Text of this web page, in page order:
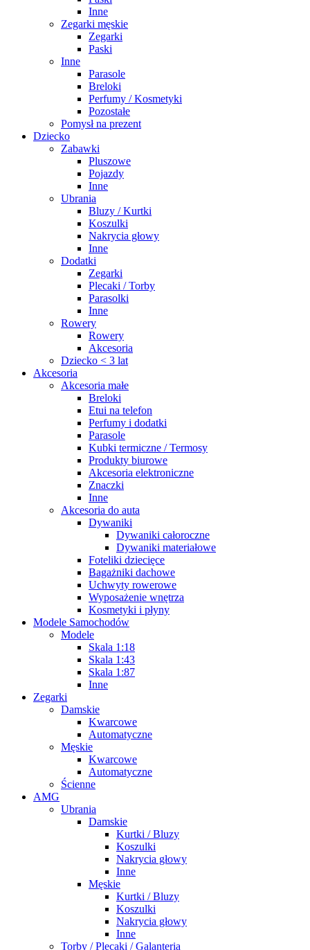
Inne
Zegarki męskie
Zegarki
Paski
Inne
Parasole
Breloki
Perfumy / Kosmetyki
Pozostałe
Pomysł na prezent
Dziecko
Zabawki
Pluszowe
Pojazdy
Inne
Ubrania
Bluzy / Kurtki
Koszulki
Nakrycia głowy
Inne
Dodatki
Zegarki
Plecaki / Torby
Parasolki
Inne
Rowery
Rowery
Akcesoria
Dziecko < 3 lat
Akcesoria
Akcesoria małe
Breloki
Etui na telefon
Perfumy i dodatki
Parasole
Kubki termiczne / Termosy
Produkty biurowe
Akcesoria elektroniczne
Znaczki
Inne
Akcesoria do auta
Dywaniki
Dywaniki całoroczne
Dywaniki materiałowe
Foteliki dziecięce
Bagażniki dachowe
Uchwyty rowerowe
Wyposażenie wnętrza
Kosmetyki i płyny
Modele Samochodów
Modele
Skala 1:18
Skala 1:43
Skala 1:87
Inne
Zegarki
Damskie
Kwarcowe
Automatyczne
Męskie
Kwarcowe
Automatyczne
Ścienne
AMG
Ubrania
Damskie
Kurtki / Bluzy
Koszulki
Nakrycia głowy
Inne
Męskie
Kurtki / Bluzy
Koszulki
Nakrycia głowy
Inne
Torby / Plecaki / Galanteria